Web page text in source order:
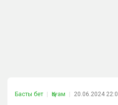
Басты бет Қоғам 20.06.2024